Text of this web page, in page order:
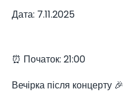
Дата: 7.11.2025
⏰ Початок: 21:00
Вечірка після концерту 🎉